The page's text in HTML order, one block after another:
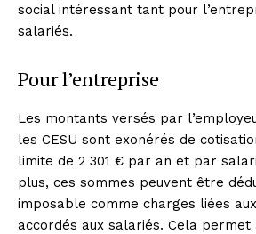
social intéressant tant pour
salariés.
Pour l’entreprise
Les montants versés par
les CESU sont exonérés de
limite de 2 301 € par an et par
plus, ces sommes peuvent être
imposable comme charges liées
accordés aux salariés. Cela permet